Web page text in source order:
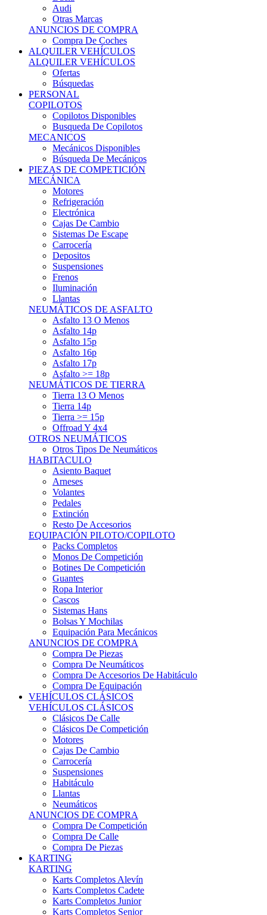
Otras Marcas
ANUNCIOS DE COMPRA
Compra De Coches
ALQUILER VEHÍCULOS
ALQUILER VEHÍCULOS
Ofertas
Búsquedas
PERSONAL
COPILOTOS
Copilotos Disponibles
Busqueda De Copilotos
MECANICOS
Mecánicos Disponibles
Búsqueda De Mecánicos
PIEZAS DE COMPETICIÓN
MECÁNICA
Motores
Refrigeración
Electrónica
Cajas De Cambio
Sistemas De Escape
Carrocería
Depositos
Suspensiones
Frenos
Iluminación
Llantas
NEUMÁTICOS DE ASFALTO
Asfalto 13 O Menos
Asfalto 14p
Asfalto 15p
Asfalto 16p
Asfalto 17p
Asfalto >= 18p
NEUMÁTICOS DE TIERRA
Tierra 13 O Menos
Tierra 14p
Tierra >= 15p
Offroad Y 4x4
OTROS NEUMÁTICOS
Otros Tipos De Neumáticos
HABITACULO
Asiento Baquet
Arneses
Volantes
Pedales
Extinción
Resto De Accesorios
EQUIPACIÓN PILOTO/COPILOTO
Packs Completos
Monos De Competición
Botines De Competición
Guantes
Ropa Interior
Cascos
Sistemas Hans
Bolsas Y Mochilas
Equipación Para Mecánicos
ANUNCIOS DE COMPRA
Compra De Piezas
Compra De Neumáticos
Compra De Accesorios De Habitáculo
Compra De Equipación
VEHÍCULOS CLÁSICOS
VEHÍCULOS CLÁSICOS
Clásicos De Calle
Clásicos De Competición
Motores
Cajas De Cambio
Carrocería
Suspensiones
Habitáculo
Llantas
Neumáticos
ANUNCIOS DE COMPRA
Compra De Competición
Compra De Calle
Compra De Piezas
KARTING
KARTING
Karts Completos Alevín
Karts Completos Cadete
Karts Completos Junior
Karts Completos Senior
Superkart